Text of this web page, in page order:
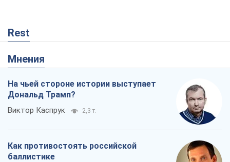
Rest
Мнения
На чьей стороне истории выступает
Дональд Трамп?
Виктор Каспрук 2,3 т.
Как противостоять российской
баллистике